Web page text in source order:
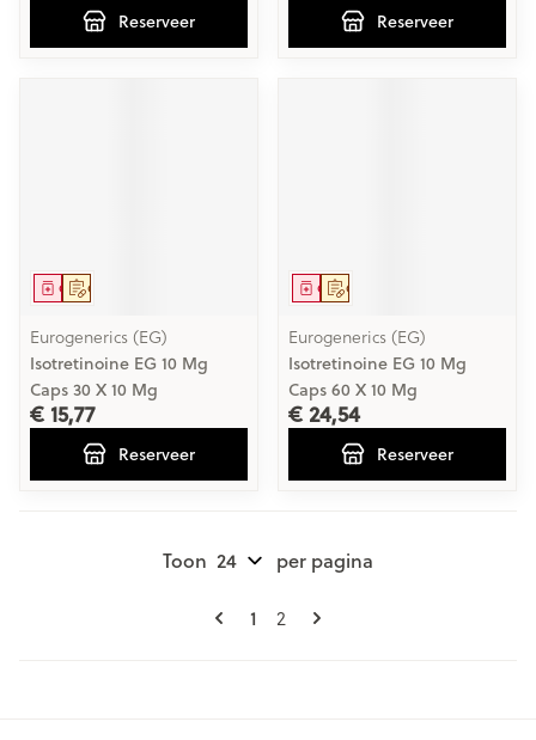
Reserveer Reserveer
Op voorschrift
Geneesmiddel
Eurogenerics (EG)
Isotretinoine EG 10 Mg
Caps 30 X 10 Mg
€ 15,77
Reserveer
Op voorschrift
Geneesmiddel
Eurogenerics (EG)
Isotretinoine EG 10 Mg
Caps 60 X 10 Mg
€ 24,54
Reserveer
Pagina's
U lees momenteel pagina
1 Pagina
2
Toon per pagina